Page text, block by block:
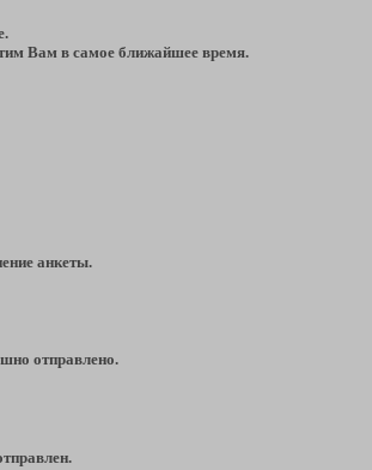
Вам в самое ближайшее время.
анкеты.
отправлено.